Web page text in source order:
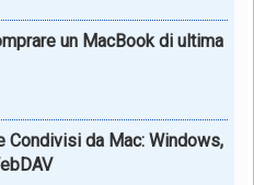
un MacBook di ultima
Condivisi da Mac: Windows,